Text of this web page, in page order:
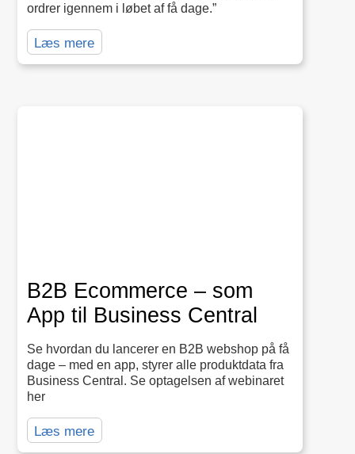
ordrer igennem i løbet af få dage.”
Læs mere
B2B Ecommerce – som
App til Business Central
Se hvordan du lancerer en B2B webshop på få
dage – med en app, styrer alle produkt­data fra
Business Central. Se optagelsen af webinaret
her
Læs mere